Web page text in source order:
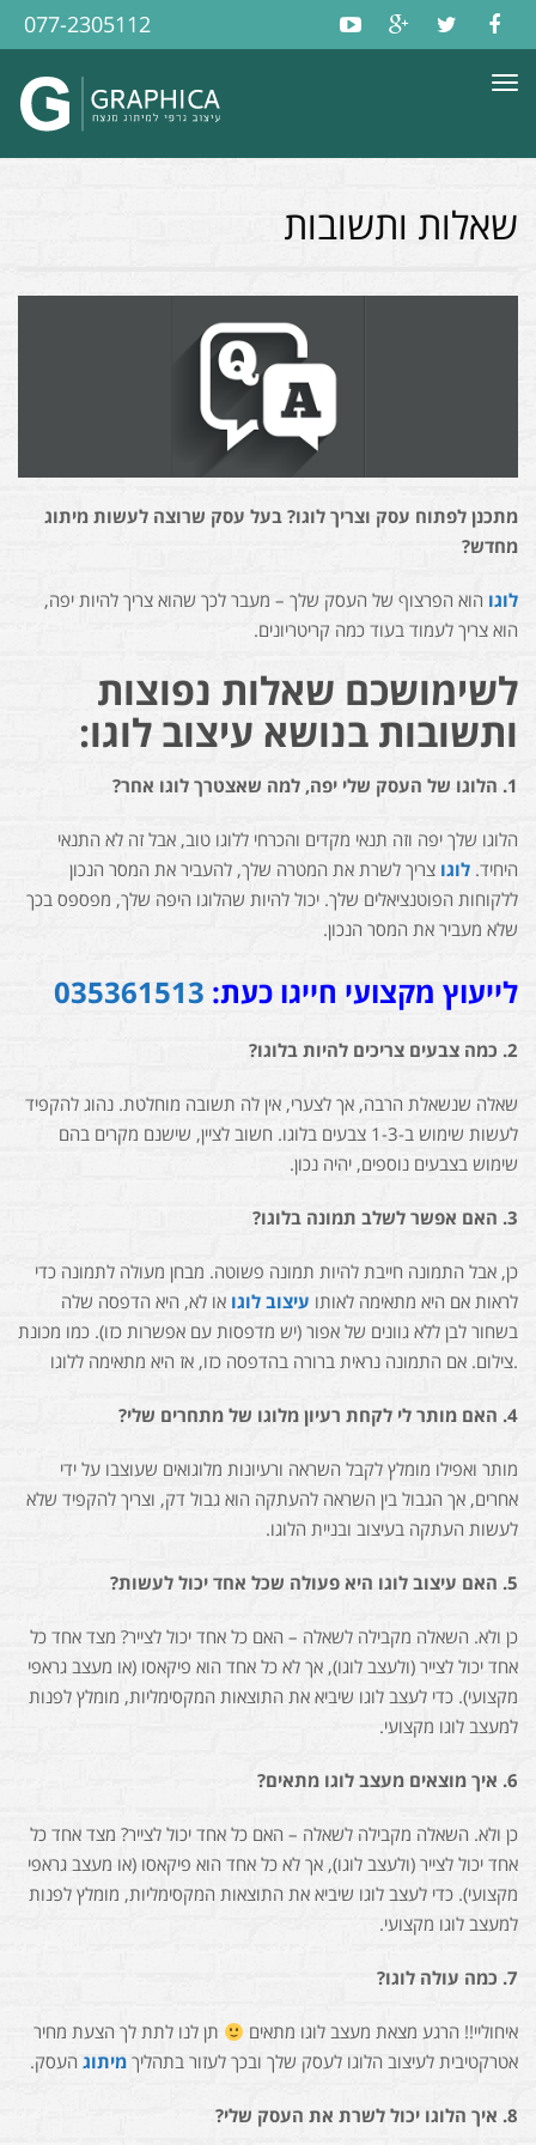
077-2305112
תפריט
שאלות ותשובות
מתכנן לפתוח עסק וצריך לוגו? בעל עסק שרוצה לעשות מיתוג
מחדש?
לוגו הוא הפרצוף של העסק שלך – מעבר לכך שהוא צריך להיות יפה,
הוא צריך לעמוד בעוד כמה קריטריונים.
לשימושכם שאלות נפוצות
ותשובות בנושא עיצוב לוגו:
1. הלוגו של העסק שלי יפה, למה שאצטרך לוגו אחר?
הלוגו שלך יפה וזה תנאי מקדים והכרחי ללוגו טוב, אבל זה לא התנאי
היחיד. לוגו צריך לשרת את המטרה שלך, להעביר את המסר הנכון
ללקוחות הפוטנציאלים שלך. יכול להיות שהלוגו היפה שלך, מפספס בכך
שלא מעביר את המסר הנכון.
לייעוץ מקצועי חייגו כעת: 035361513
2. כמה צבעים צריכים להיות בלוגו?
שאלה שנשאלת הרבה, אך לצערי, אין לה תשובה מוחלטת. נהוג להקפיד
לעשות שימוש ב-1-3 צבעים בלוגו. חשוב לציין, שישנם מקרים בהם
שימוש בצבעים נוספים, יהיה נכון.
3. האם אפשר לשלב תמונה בלוגו?
כן, אבל התמונה חייבת להיות תמונה פשוטה. מבחן מעולה לתמונה כדי
לראות אם היא מתאימה לאותו עיצוב לוגו או לא, היא הדפסה שלה
בשחור לבן ללא גוונים של אפור (יש מדפסות עם אפשרות כזו). כמו מכונת
צילום. אם התמונה נראית ברורה בהדפסה כזו, אז היא מתאימה ללוגו.
4. האם מותר לי לקחת רעיון מלוגו של מתחרים שלי?
מותר ואפילו מומלץ לקבל השראה ורעיונות מלוגואים שעוצבו על ידי
אחרים, אך הגבול בין השראה להעתקה הוא גבול דק, וצריך להקפיד שלא
לעשות העתקה בעיצוב ובניית הלוגו.
5. האם עיצוב לוגו היא פעולה שכל אחד יכול לעשות?
כן ולא. השאלה מקבילה לשאלה – האם כל אחד יכול לצייר? מצד אחד כל
אחד יכול לצייר (ולעצב לוגו), אך לא כל אחד הוא פיקאסו (או מעצב גראפי
מקצועי). כדי לעצב לוגו שיביא את התוצאות המקסימליות, מומלץ לפנות
למעצב לוגו מקצועי.
6. איך מוצאים מעצב לוגו מתאים?
כן ולא. השאלה מקבילה לשאלה – האם כל אחד יכול לצייר? מצד אחד כל
אחד יכול לצייר (ולעצב לוגו), אך לא כל אחד הוא פיקאסו (או מעצב גראפי
מקצועי). כדי לעצב לוגו שיביא את התוצאות המקסימליות, מומלץ לפנות
למעצב לוגו מקצועי.
7. כמה עולה לוגו?
איחוליי!! הרגע מצאת מעצב לוגו מתאים
תן לנו לתת לך הצעת מחיר
אטרקטיבית לעיצוב הלוגו לעסק שלך ובכך לעזור בתהליך מיתוג העסק.
8. איך הלוגו יכול לשרת את העסק שלי?